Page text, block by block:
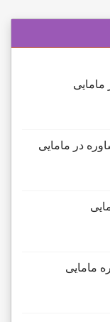
در مامایی
مامایی